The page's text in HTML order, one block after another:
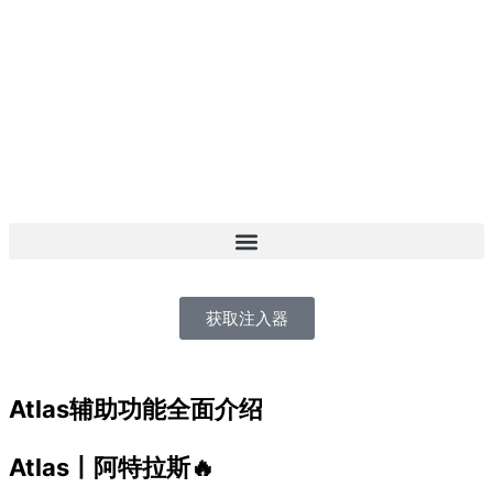
获取注入器
Atlas辅助功能全面介绍
Atlas丨阿特拉斯🔥